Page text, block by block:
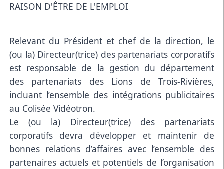
RAISON D'ÊTRE DE L'EMPLOI
Relevant du Président et chef de la direction, le
(ou la) Directeur(trice) des partenariats corporatifs
est responsable de la gestion du département
des partenariats des Lions de Trois-Rivières,
incluant l’ensemble des intégrations publicitaires
au Colisée Vidéotron.
Le (ou la) Directeur(trice) des partenariats
corporatifs devra développer et maintenir de
bonnes relations d’affaires avec l’ensemble des
partenaires actuels et potentiels de l’organisation